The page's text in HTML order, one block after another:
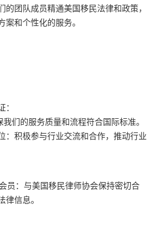
团队成员精通美国移民法律和政策，
案和个性化的服务。
：
们的服务质量和流程符合国际标准。
：积极参与行业交流和合作，推动行业
员：与美国移民律师协会保持密切合
律信息。